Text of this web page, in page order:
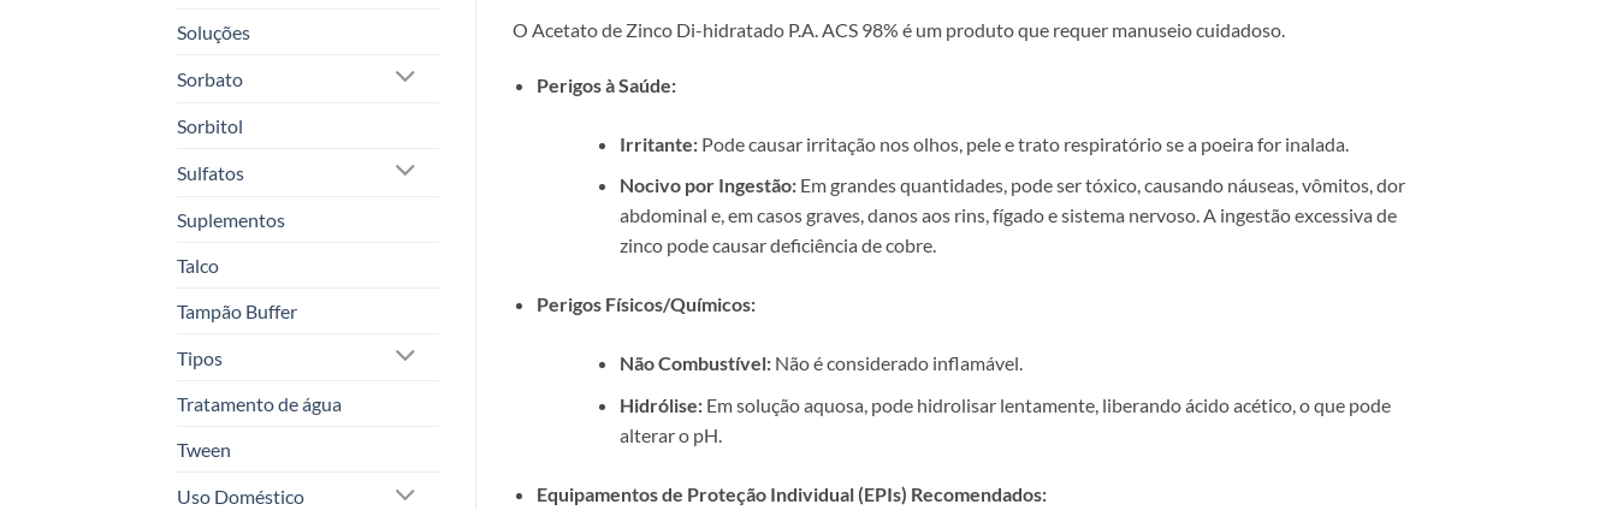
Soluções
Sorbato
Sorbitol
Sulfatos
Suplementos
Talco
Tampão Buffer
Tipos
Tratamento de água
Tween
Uso Doméstico
O Acetato de Zinco Di-hidratado P.A. ACS 98% é um produto que requer manuseio cuidadoso.
Perigos à Saúde:
Irritante: Pode causar irritação nos olhos, pele e trato respiratório se a poeira for inalada.
Nocivo por Ingestão: Em grandes quantidades, pode ser tóxico, causando náuseas, vômitos, dor
abdominal e, em casos graves, danos aos rins, fígado e sistema nervoso. A ingestão excessiva de
zinco pode causar deficiência de cobre.
Perigos Físicos/Químicos:
Não Combustível: Não é considerado inflamável.
Hidrólise: Em solução aquosa, pode hidrolisar lentamente, liberando ácido acético, o que pode
alterar o pH.
Equipamentos de Proteção Individual (EPIs) Recomendados: